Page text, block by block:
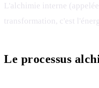
L'alchimie interne
transformation, c'est
Le processus